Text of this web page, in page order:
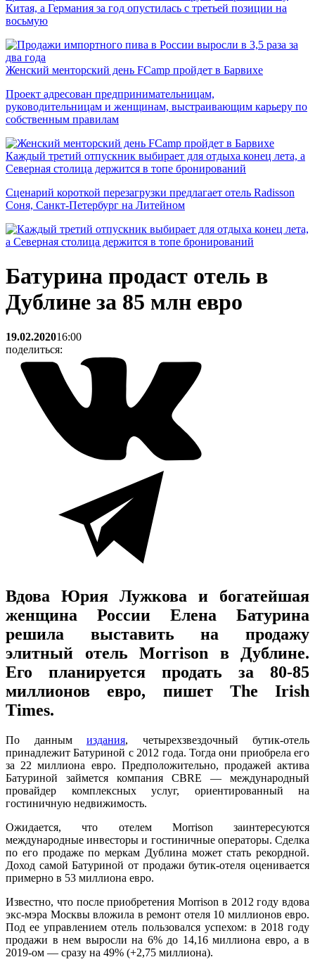
Китая, а Германия за год опустилась с третьей позиции на
восьмую
Женский менторский день FCamp пройдет в Барвихе
Проект адресован предпринимательницам,
руководительницам и женщинам, выстраивающим карьеру по
собственным правилам
Каждый третий отпускник выбирает для отдыха конец лета, а
Северная столица держится в топе бронирований
Сценарий короткой перезагрузки предлагает отель Radisson
Соня, Санкт-Петербург на Литейном
Батурина продаст отель в
Дублине за 85 млн евро
19.02.202016:00
поделиться:
Вдова Юрия Лужкова и богатейшая
женщина России Елена Батурина
решила выставить на продажу
элитный отель Morrison в Дублине.
Его планируется продать за 80-85
миллионов евро, пишет The Irish
Times.
По данным издания, четырехзвездочный бутик-отель
принадлежит Батуриной с 2012 года. Тогда они приобрела его
за 22 миллиона евро. Предположительно, продажей актива
Батуриной займется компания CBRE — международный
провайдер комплексных услуг, ориентированный на
гостиничную недвижимость.
Ожидается, что отелем Morrison заинтересуются
международные инвесторы и гостиничные операторы. Сделка
по его продаже по меркам Дублина может стать рекордной.
Доход самой Батуриной от продажи бутик-отеля оценивается
примерно в 53 миллиона евро.
Известно, что после приобретения Morrison в 2012 году вдова
экс-мэра Москвы вложила в ремонт отеля 10 миллионов евро.
Под ее управлением отель пользовался успехом: в 2018 году
продажи в нем выросли на 6% до 14,16 миллиона евро, а в
2019-ом — сразу на 49% (+2,75 миллиона).